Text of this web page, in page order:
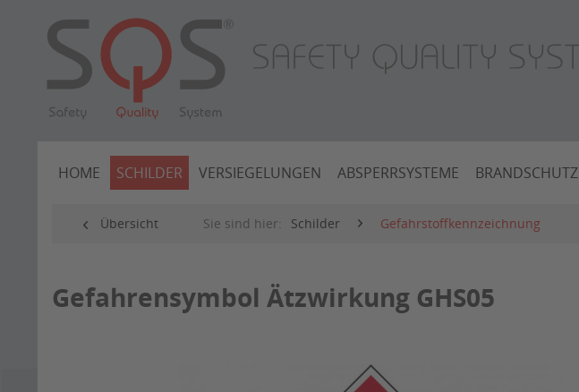
HOME SCHILDER VERSIEGELUNGEN ABSPERRSYSTEME BRANDSCHUTZ
Übersicht Sie sind hier: Schilder Gefahrstoffkennzeichnung
Gefahrensymbol Ätzwirkung GHS05